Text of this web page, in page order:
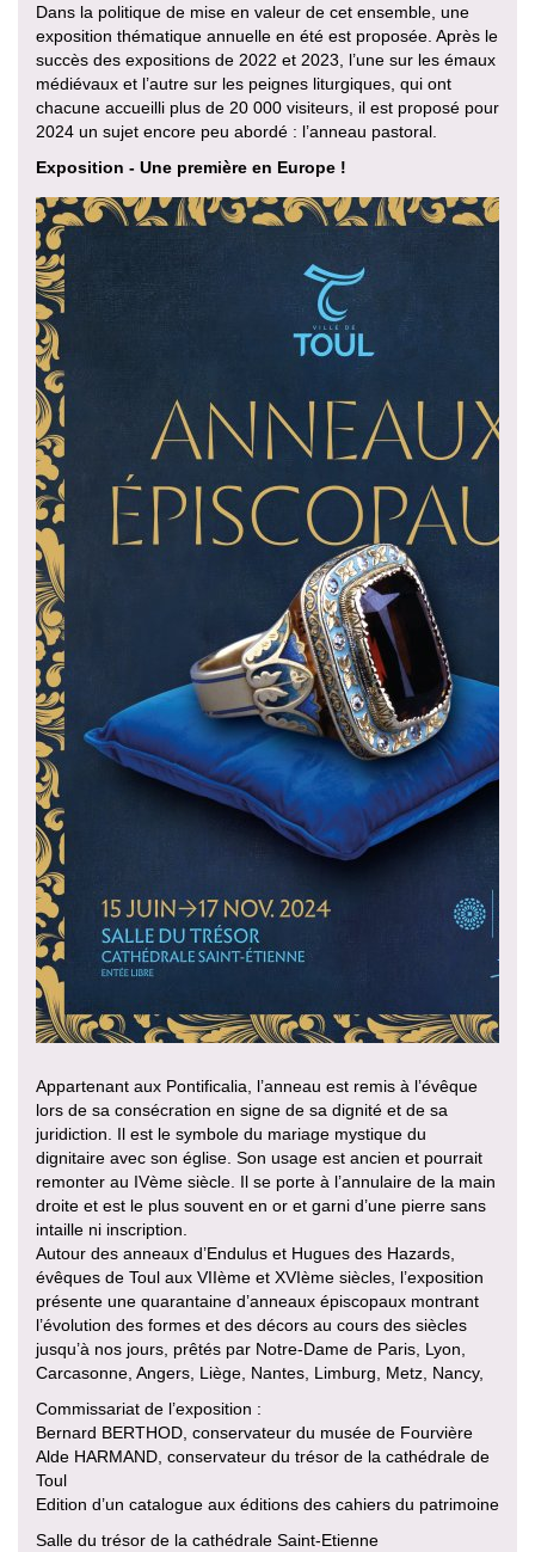
Dans la politique de mise en valeur de cet ensemble, une
exposition thématique annuelle en été est proposée. Après le
succès des expositions de 2022 et 2023, l’une sur les émaux
médiévaux et l’autre sur les peignes liturgiques, qui ont
chacune accueilli plus de 20 000 visiteurs, il est proposé pour
2024 un sujet encore peu abordé : l’anneau pastoral.
Exposition - Une première en Europe !
Appartenant aux Pontificalia, l’anneau est remis à l’évêque
lors de sa consécration en signe de sa dignité et de sa
juridiction. Il est le symbole du mariage mystique du
dignitaire avec son église. Son usage est ancien et pourrait
remonter au IVème siècle. Il se porte à l’annulaire de la main
droite et est le plus souvent en or et garni d’une pierre sans
intaille ni inscription.
Autour des anneaux d’Endulus et Hugues des Hazards,
évêques de Toul aux VIIème et XVIème siècles, l’exposition
présente une quarantaine d’anneaux épiscopaux montrant
l’évolution des formes et des décors au cours des siècles
jusqu’à nos jours, prêtés par Notre-Dame de Paris, Lyon,
Carcasonne, Angers, Liège, Nantes, Limburg, Metz, Nancy,
Commissariat de l’exposition :
Bernard BERTHOD, conservateur du musée de Fourvière
Alde HARMAND, conservateur du trésor de la cathédrale de
Toul
Edition d’un catalogue aux éditions des cahiers du patrimoine
Salle du trésor de la cathédrale Saint-Etienne